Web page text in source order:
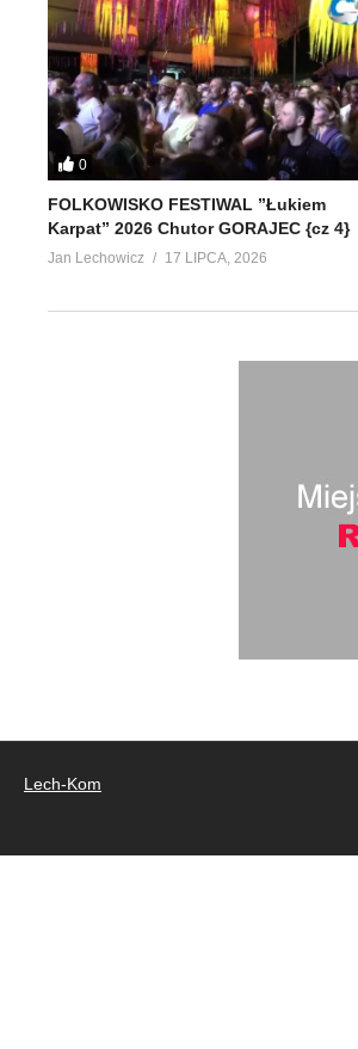
0
FOLKOWISKO FESTIWAL ”Łukiem
Karpat” 2026 Chutor GORAJEC {cz 4}
Jan Lechowicz 17 LIPCA, 2026
Lech-Kom